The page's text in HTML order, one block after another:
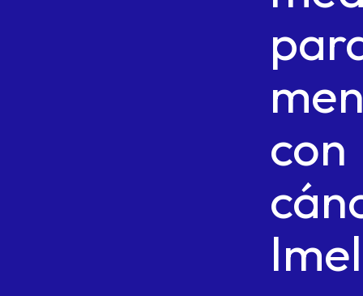
con